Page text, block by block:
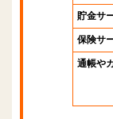
貯金サ
保険サ
通帳や